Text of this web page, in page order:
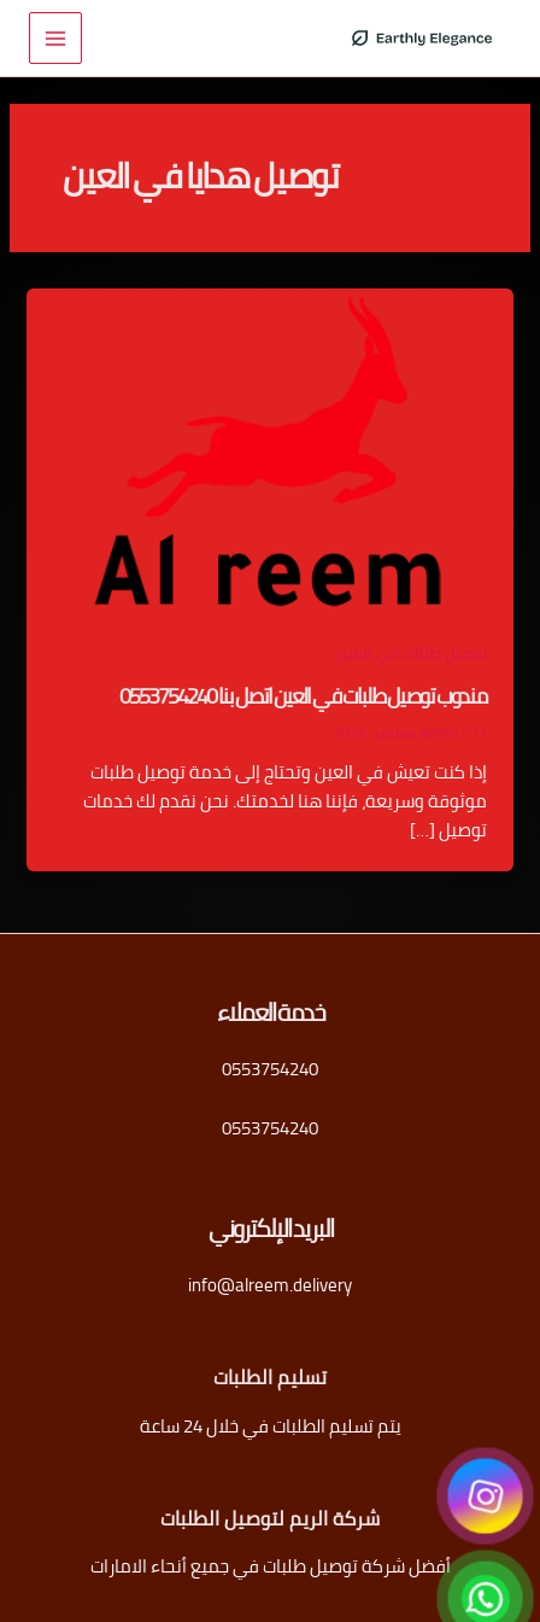
المحتوى
Main
Menu
توصيل هدايا في العين
توصيل طلبات في العين
مندوب توصيل طلبات في العين اتصل بنا 0553754240
admin/ 17 سبتمبر، 2024
إذا كنت تعيش في العين وتحتاج إلى خدمة توصيل طلبات
موثوقة وسريعة، فإننا هنا لخدمتك. نحن نقدم لك خدمات
توصيل […]
خدمة العملاء
0553754240
0553754240
البريد الإلكتروني
info@alreem.delivery
تسليم الطلبات
يتم تسليم الطلبات في خلال 24 ساعة
شركة الريم لتوصيل الطلبات
أفضل شركة توصيل طلبات في جميع أنحاء الامارات